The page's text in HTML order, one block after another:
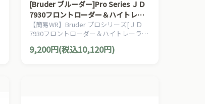
[Bruder ブルーダー]Pro Series ＪＤ
7930フロントローダー＆ハイトレー
ラー
【簡易WR】Bruder プロシリーズ[ＪＤ
7930フロントローダー＆ハイトレーラー
9,200円(税込10,120円)